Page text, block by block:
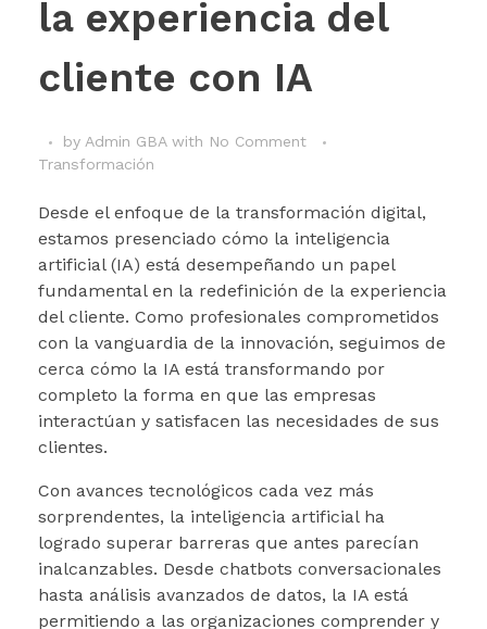
la experiencia del
cliente con IA
by Admin GBA with No Comment
Transformación
Desde el enfoque de la transformación digital,
estamos presenciado cómo la inteligencia
artificial (IA) está desempeñando un papel
fundamental en la redefinición de la experiencia
del cliente. Como profesionales comprometidos
con la vanguardia de la innovación, seguimos de
cerca cómo la IA está transformando por
completo la forma en que las empresas
interactúan y satisfacen las necesidades de sus
clientes.
Con avances tecnológicos cada vez más
sorprendentes, la inteligencia artificial ha
logrado superar barreras que antes parecían
inalcanzables. Desde chatbots conversacionales
hasta análisis avanzados de datos, la IA está
permitiendo a las organizaciones comprender y